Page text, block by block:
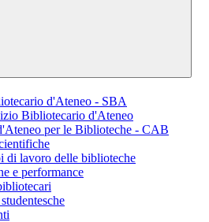
d'Ateneo - SBA
Bibliotecario d'Ateneo
per le Biblioteche - CAB
di lavoro delle biblioteche
e performance